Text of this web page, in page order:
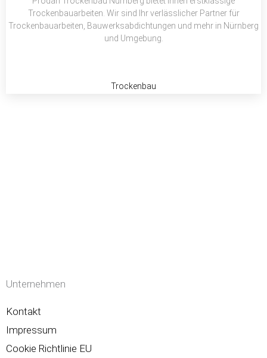
Trockenbauarbeiten. Wir sind Ihr verlässlicher Partner für
Trockenbauarbeiten, Bauwerksabdichtungen und mehr in Nürnberg
und Umgebung.
Trockenbau
Unternehmen
Kontakt
Impressum
Cookie Richtlinie EU